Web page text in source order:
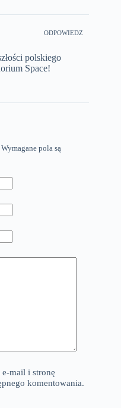
ODPOWIEDZ
polskiego
Space!
Wymagane pola są
mail i stronę
komentowania.